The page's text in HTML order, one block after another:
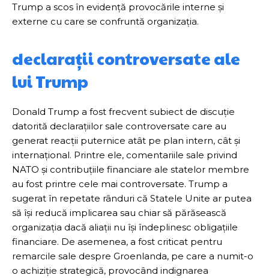
Trump a scos în evidență provocările interne și
externe cu care se confruntă organizația.
declarații controversate ale
lui Trump
Donald Trump a fost frecvent subiect de discuție
datorită declarațiilor sale controversate care au
generat reacții puternice atât pe plan intern, cât și
internațional. Printre ele, comentariile sale privind
NATO și contribuțiile financiare ale statelor membre
au fost printre cele mai controversate. Trump a
sugerat în repetate rânduri că Statele Unite ar putea
să își reducă implicarea sau chiar să părăsească
organizația dacă aliații nu își îndeplinesc obligațiile
financiare. De asemenea, a fost criticat pentru
remarcile sale despre Groenlanda, pe care a numit-o
o achiziție strategică, provocând indignarea